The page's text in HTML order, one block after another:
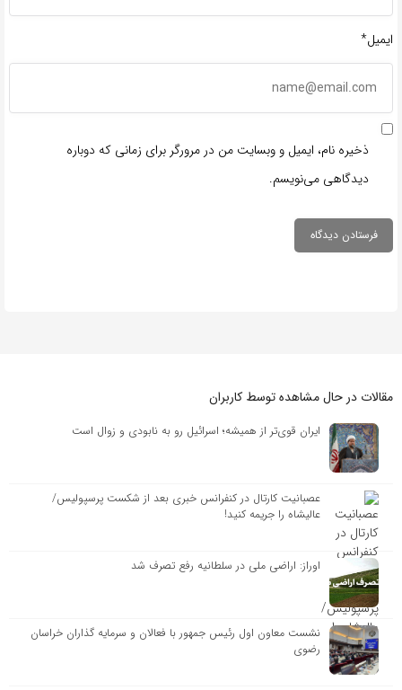
ایمیل*
ذخیره نام، ایمیل و وبسایت من در مرورگر برای زمانی که دوباره
دیدگاهی می‌نویسم.
مقالات در حال مشاهده توسط کاربران
ایران قوی‌تر از همیشه؛ اسرائیل رو به نابودی و زوال است
عصبانیت کارتال در کنفرانس خبری بعد از شکست پرسپولیس/
عالیشاه را جریمه کنید!
اوراز: اراضی ملی در سلطانیه رفع تصرف شد
نشست معاون اول رئیس جمهور با فعالان و سرمایه گذاران خراسان
رضوی